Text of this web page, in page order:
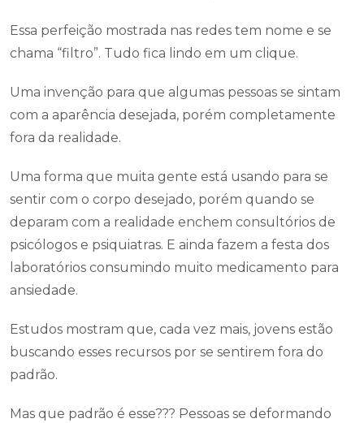
Essa perfeição mostrada nas redes tem nome e se
chama “filtro”. Tudo fica lindo em um clique.
Uma invenção para que algumas pessoas se sintam
com a aparência desejada, porém completamente
fora da realidade.
Uma forma que muita gente está usando para se
sentir com o corpo desejado, porém quando se
deparam com a realidade enchem consultórios de
psicólogos e psiquiatras. E ainda fazem a festa dos
laboratórios consumindo muito medicamento para
ansiedade.
Estudos mostram que, cada vez mais, jovens estão
buscando esses recursos por se sentirem fora do
padrão.
Mas que padrão é esse??? Pessoas se deformando